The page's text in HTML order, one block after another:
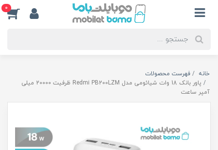
0
خانه
فهرست محصولات
پاور بانک 18 وات شیائومی مدل Redmi PB200LZM ظرفیت 20000 میلی
آمپر ساعت